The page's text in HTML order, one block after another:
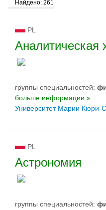
система обучения
Найдено: 261
PL
Аналитическая
группы специальностей:
больше информации »
Университет Марии Кюри-
PL
Астрономия
группы специальностей: